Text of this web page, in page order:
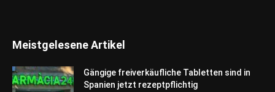
Meistgelesene Artikel
Gängige freiverkäufliche Tabletten sind in
Spanien jetzt rezeptpflichtig